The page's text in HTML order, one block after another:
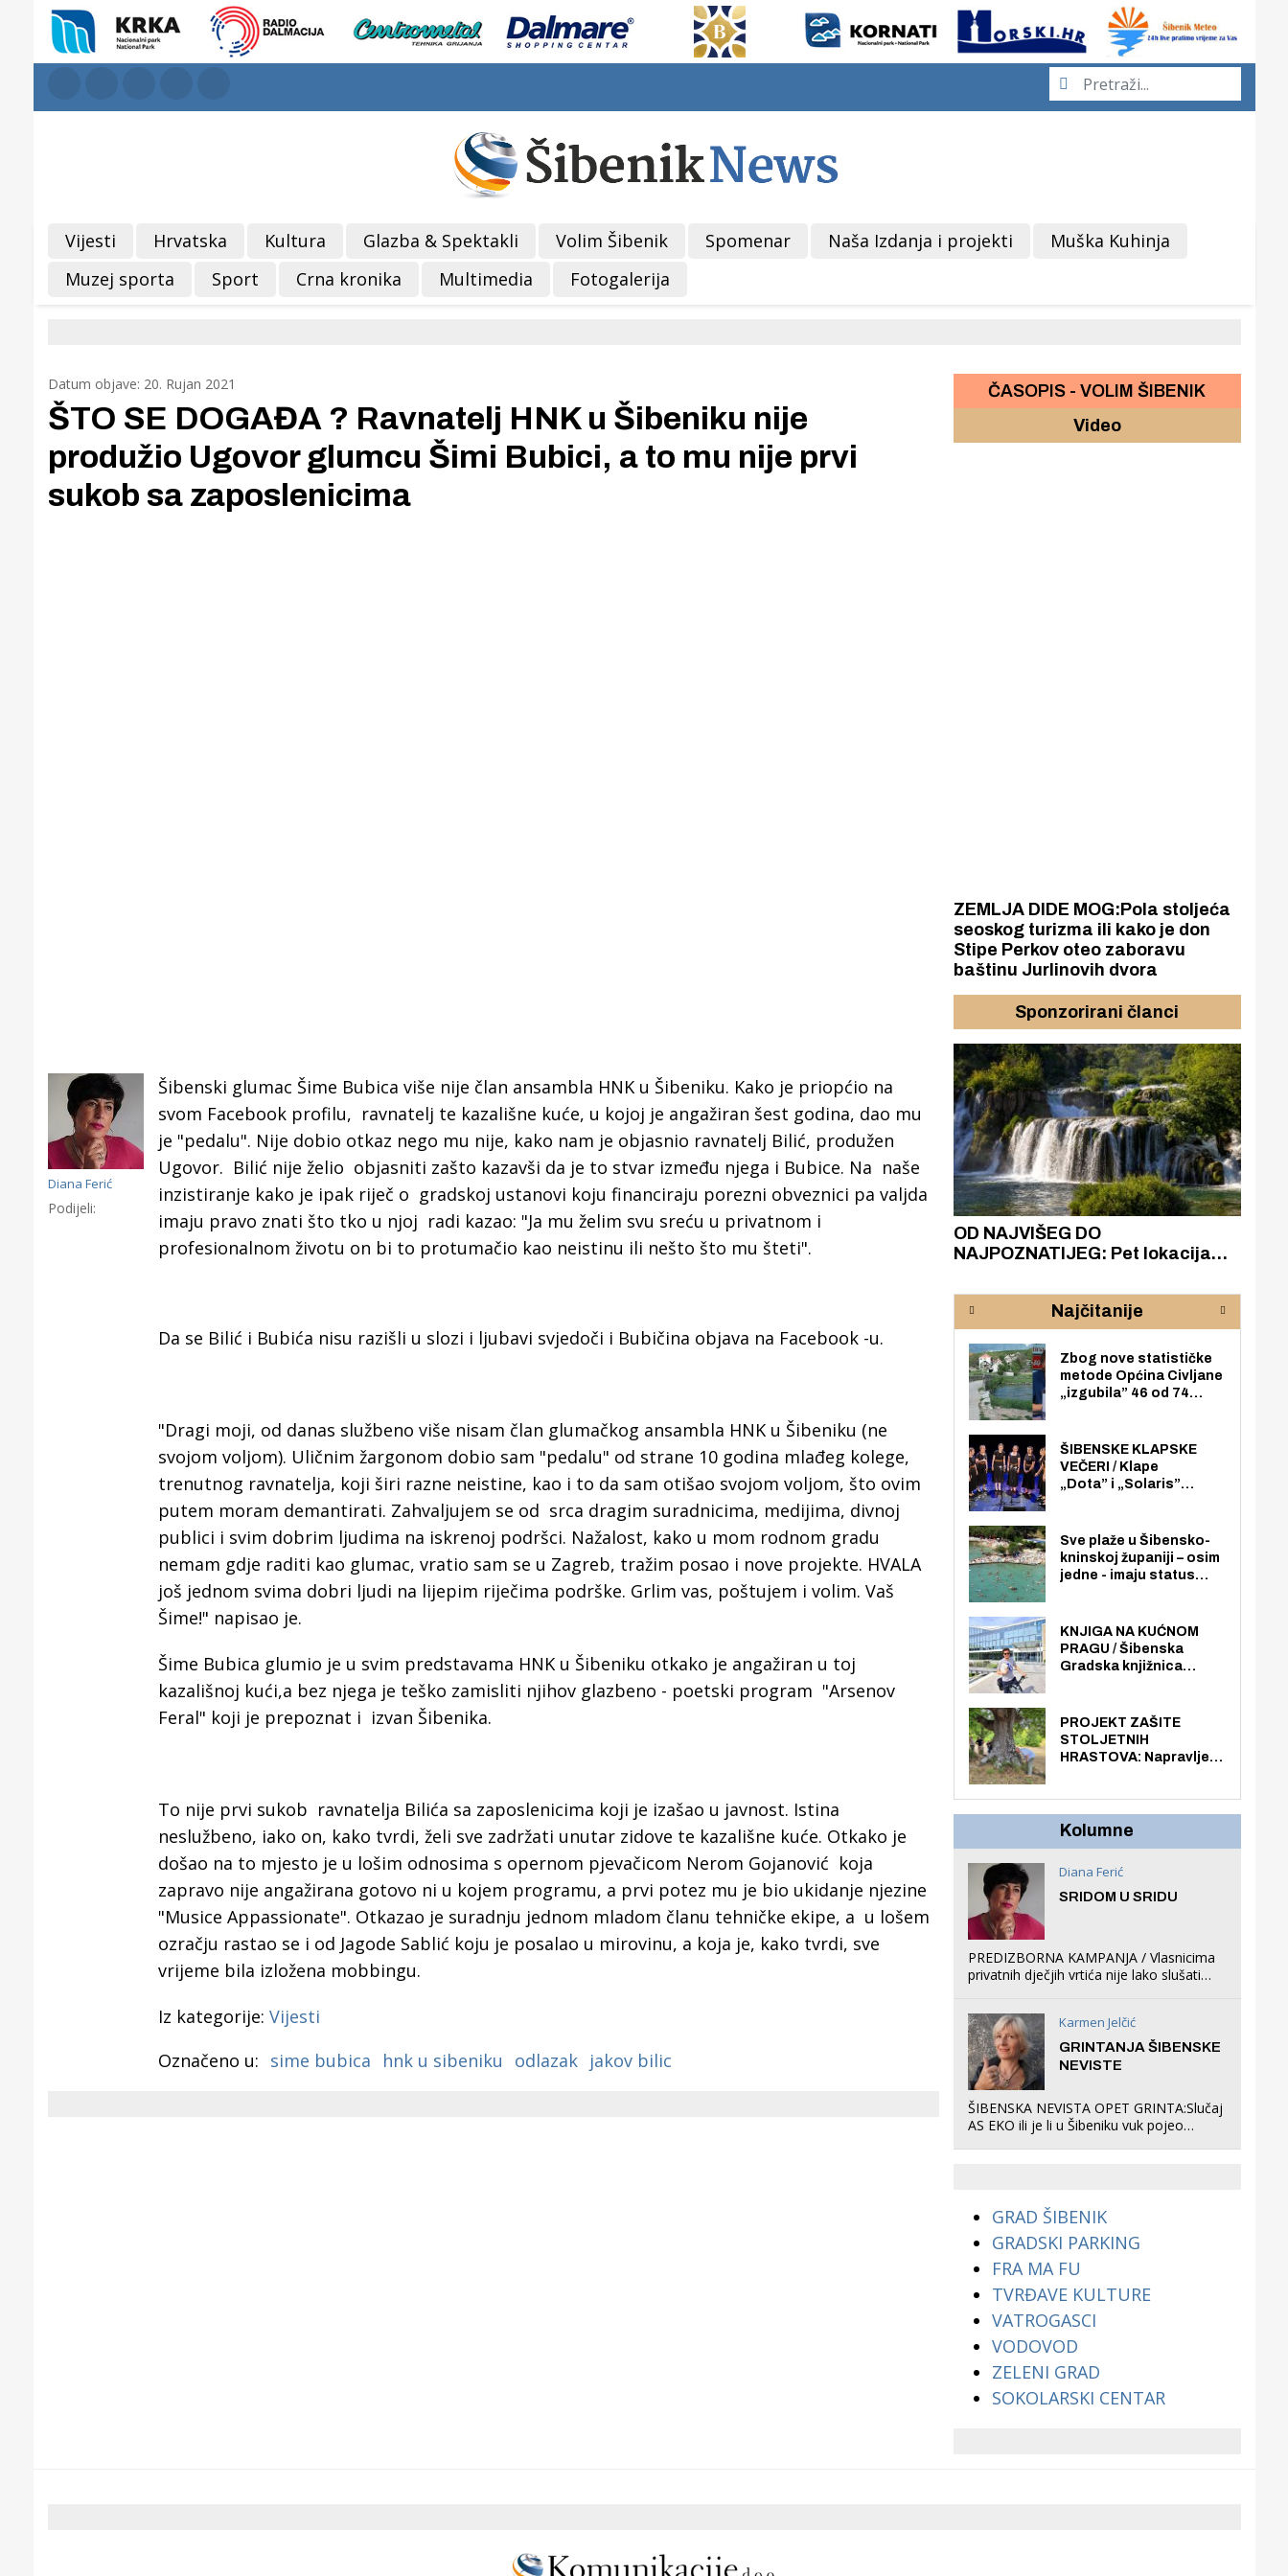
Vijesti Hrvatska Kultura Glazba & Spektakli Volim Šibenik Spomenar Naša Izdanja i projekti
Muška Kuhinja
Muzej sporta
Sport Crna kronika Multimedia Fotogalerija
Datum objave: 20. Rujan 2021
ŠTO SE DOGAĐA ? Ravnatelj HNK u Šibeniku nije
produžio Ugovor glumcu Šimi Bubici, a to mu nije prvi
sukob sa zaposlenicima
Diana Ferić
Podijeli:
Šibenski glumac Šime Bubica više nije član ansambla HNK u Šibeniku. Kako je priopćio na
svom Facebook profilu, ravnatelj te kazališne kuće, u kojoj je angažiran šest godina, dao mu
je "pedalu". Nije dobio otkaz nego mu nije, kako nam je objasnio ravnatelj Bilić, produžen
Ugovor. Bilić nije želio objasniti zašto kazavši da je to stvar između njega i Bubice. Na naše
inzistiranje kako je ipak riječ o gradskoj ustanovi koju financiraju porezni obveznici pa valjda
imaju pravo znati što tko u njoj radi kazao: "Ja mu želim svu sreću u privatnom i
profesionalnom životu on bi to protumačio kao neistinu ili nešto što mu šteti".
Da se Bilić i Bubića nisu razišli u slozi i ljubavi svjedoči i Bubičina objava na Facebook -u.
"Dragi moji, od danas službeno više nisam član glumačkog ansambla HNK u Šibeniku (ne
svojom voljom). Uličnim žargonom dobio sam "pedalu" od strane 10 godina mlađeg kolege,
trenutnog ravnatelja, koji širi razne neistine, kao i to da sam otišao svojom voljom, što ovim
putem moram demantirati. Zahvaljujem se od srca dragim suradnicima, medijima, divnoj
publici i svim dobrim ljudima na iskrenoj podršci. Nažalost, kako u mom rodnom gradu
nemam gdje raditi kao glumac, vratio sam se u Zagreb, tražim posao i nove projekte. HVALA
još jednom svima dobri ljudi na lijepim riječima podrške. Grlim vas, poštujem i volim. Vaš
Šime!" napisao je.
Šime Bubica glumio je u svim predstavama HNK u Šibeniku otkako je angažiran u toj
kazališnoj kući,a bez njega je teško zamisliti njihov glazbeno - poetski program "Arsenov
Feral" koji je prepoznat i izvan Šibenika.
To nije prvi sukob ravnatelja Bilića sa zaposlenicima koji je izašao u javnost. Istina
neslužbeno, iako on, kako tvrdi, želi sve zadržati unutar zidove te kazališne kuće. Otkako je
došao na to mjesto je u lošim odnosima s opernom pjevačicom Nerom Gojanović koja
zapravo nije angažirana gotovo ni u kojem programu, a prvi potez mu je bio ukidanje njezine
"Musice Appassionate". Otkazao je suradnju jednom mladom članu tehničke ekipe, a u lošem
ozračju rastao se i od Jagode Sablić koju je posalao u mirovinu, a koja je, kako tvrdi, sve
vrijeme bila izložena mobbingu.
Iz kategorije: Vijesti
Označeno u: sime bubica hnk u sibeniku odlazak jakov bilic
ČASOPIS - VOLIM ŠIBENIK
Video
ZEMLJA DIDE MOG:Pola stoljeća
seoskog turizma ili kako je don
Stipe Perkov oteo zaboravu
baštinu Jurlinovih dvora
Sponzorirani članci
Gornji tok Krke iz prve ruke -
Otkrijte hostel Titius u
Šibenik spreman za dolazak
električnih autobusa: izgrađeno
OD NAJVIŠEG DO
NAJPOZNATIJEG: Pet lokacija
rijeke Krke
Najčitanije
Zbog nove statističke
metode Općina Civljane
„izgubila” 46 od 74
nego radno sposobnih
osoba među svojih 170
stanovnika.
ŠIBENSKE KLAPSKE
VEČERI / Klape
„Dota” i „Solaris”
loži
Sve plaže u Šibensko-
kninskoj županiji – osim
jedne - imaju status
općoj upotrebi. Pristup
je slobodan i besplatan
za sve građane i
KNJIGA NA KUĆNOM
PRAGU / Šibenska
Gradska knjižnica
knjiga na kućnu adresu
električnim biciklom.
PROJEKT ZAŠITE
STOLJETNIH
HRASTOVA: Napravljen
Kolumne
Diana Ferić
SRIDOM U SRIDU
PREDIZBORNA KAMPANJA / Vlasnicima
privatnih dječjih vrtića nije lako slušati
što oni rade u Šibeniku ne postoji
Karmen Jelčić
GRINTANJA ŠIBENSKE
NEVISTE
ŠIBENSKA NEVISTA OPET GRINTA:Slučaj
AS EKO ili je li u Šibeniku vuk pojeo
GRAD ŠIBENIK
GRADSKI PARKING
FRA MA FU
TVRĐAVE KULTURE
VATROGASCI
VODOVOD
ZELENI GRAD
SOKOLARSKI CENTAR